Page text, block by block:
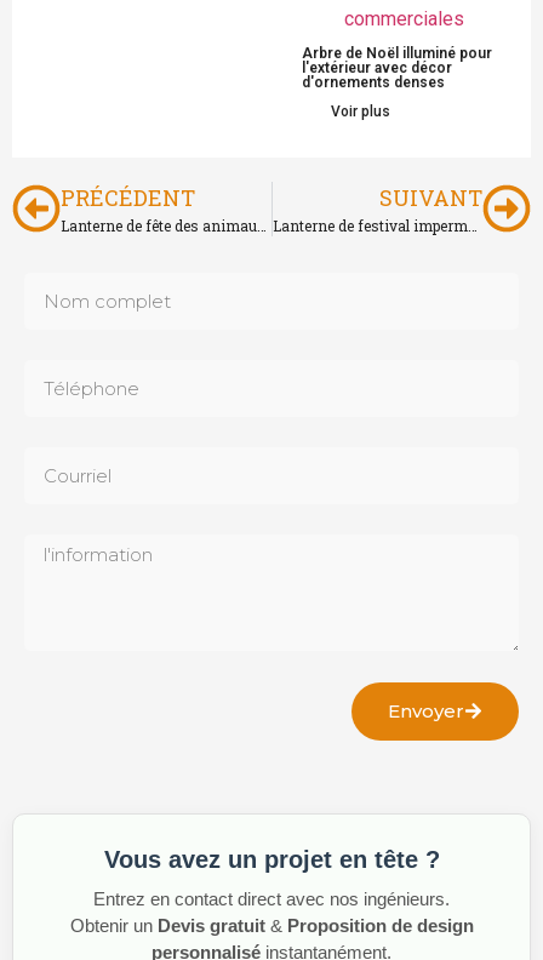
Arbre de Noël illuminé pour
l'extérieur avec décor
d'ornements denses
Voir plus
PRÉCÉDENT SUIVANT
Envoyer
Vous avez un projet en tête ?
Entrez en contact direct avec nos ingénieurs.
Obtenir un Devis gratuit& Proposition de design
personnalisé instantanément.